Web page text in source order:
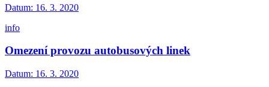
Datum: 16. 3. 2020
info
Omezení provozu autobusových linek
Datum: 16. 3. 2020